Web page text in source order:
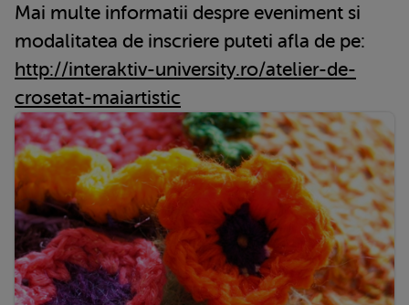
Mai multe informatii despre eveniment si
modalitatea de inscriere puteti afla de pe:
http://interaktiv-university.ro/atelier-de-
crosetat-maiartistic